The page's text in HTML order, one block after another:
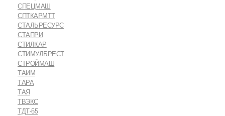
СПЕЦМАШ
СПТКАРМТТ
СТАЛЬРЕСУРС
СТАПРИ
СТИЛКАР
СТИМУЛБРЕСТ
СТРОЙМАШ
ТАИМ
ТАРА
ТАЯ
ТВЭКС
ТДТ-55